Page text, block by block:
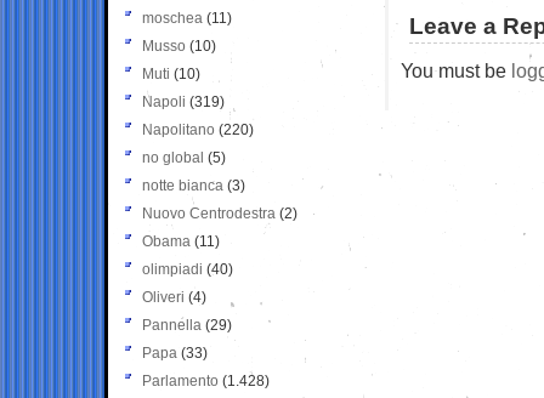
Leave a
You must be
moschea (11)
Musso (10)
Muti (10)
Napoli (319)
Napolitano (220)
no global (5)
notte bianca (3)
Nuovo Centrodestra (2)
Obama (11)
olimpiadi (40)
Oliveri (4)
Pannella (29)
Papa (33)
Parlamento (1.428)